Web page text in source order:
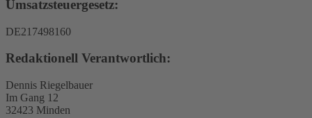
Umsatzsteuergesetz:
DE217498160
Redaktionell Verantwortlich:
Dennis Riegelbauer
Im Gang 12
32423 Minden